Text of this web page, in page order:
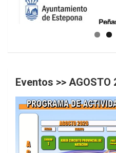
GUIA DE INSTALACIONES
Eventos >> AGOSTO